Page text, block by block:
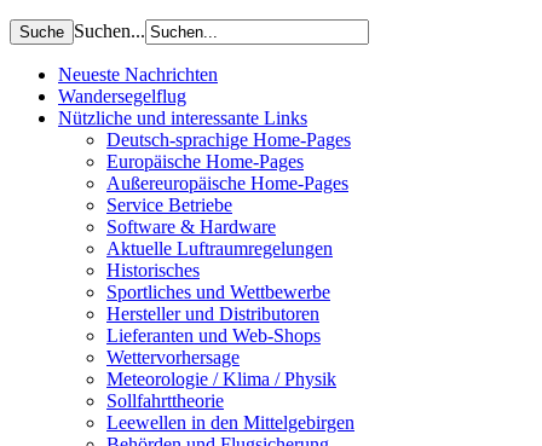
Suchen...
Neueste Nachrichten
Wandersegelflug
Nützliche und interessante Links
Deutsch-sprachige Home-Pages
Europäische Home-Pages
Außereuropäische Home-Pages
Service Betriebe
Software & Hardware
Aktuelle Luftraumregelungen
Historisches
Sportliches und Wettbewerbe
Hersteller und Distributoren
Lieferanten und Web-Shops
Wettervorhersage
Meteorologie / Klima / Physik
Sollfahrttheorie
Leewellen in den Mittelgebirgen